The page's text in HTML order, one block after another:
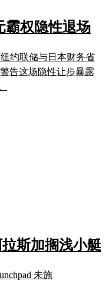
霸权隐性退场
约联储与日本财务省
告这场隐性让步暴露
斯加搁浅小艇
未施